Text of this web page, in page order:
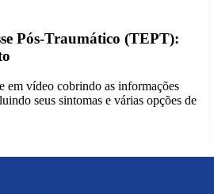
Pós-Traumático (TEPT):
em vídeo cobrindo as informações
seus sintomas e várias opções de